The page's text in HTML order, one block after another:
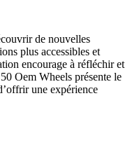
de nouvelles
plus accessibles et
encourage à réfléchir et
Oem Wheels présente le
une expérience